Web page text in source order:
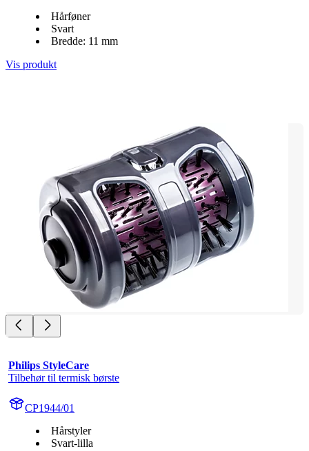
Hårføner
Svart
Bredde: 11 mm
Vis produkt
Philips StyleCare
Tilbehør til termisk børste
CP1944/01
Hårstyler
Svart-lilla